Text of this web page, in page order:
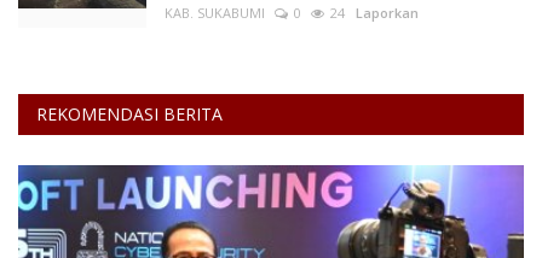
KAB. SUKABUMI
0 24 Laporkan
REKOMENDASI BERITA